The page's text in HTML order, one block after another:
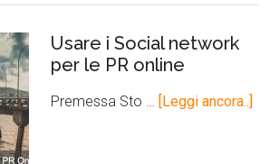
Usare i Social network
per le PR online
Premessa Sto … [Leggi ancora..]